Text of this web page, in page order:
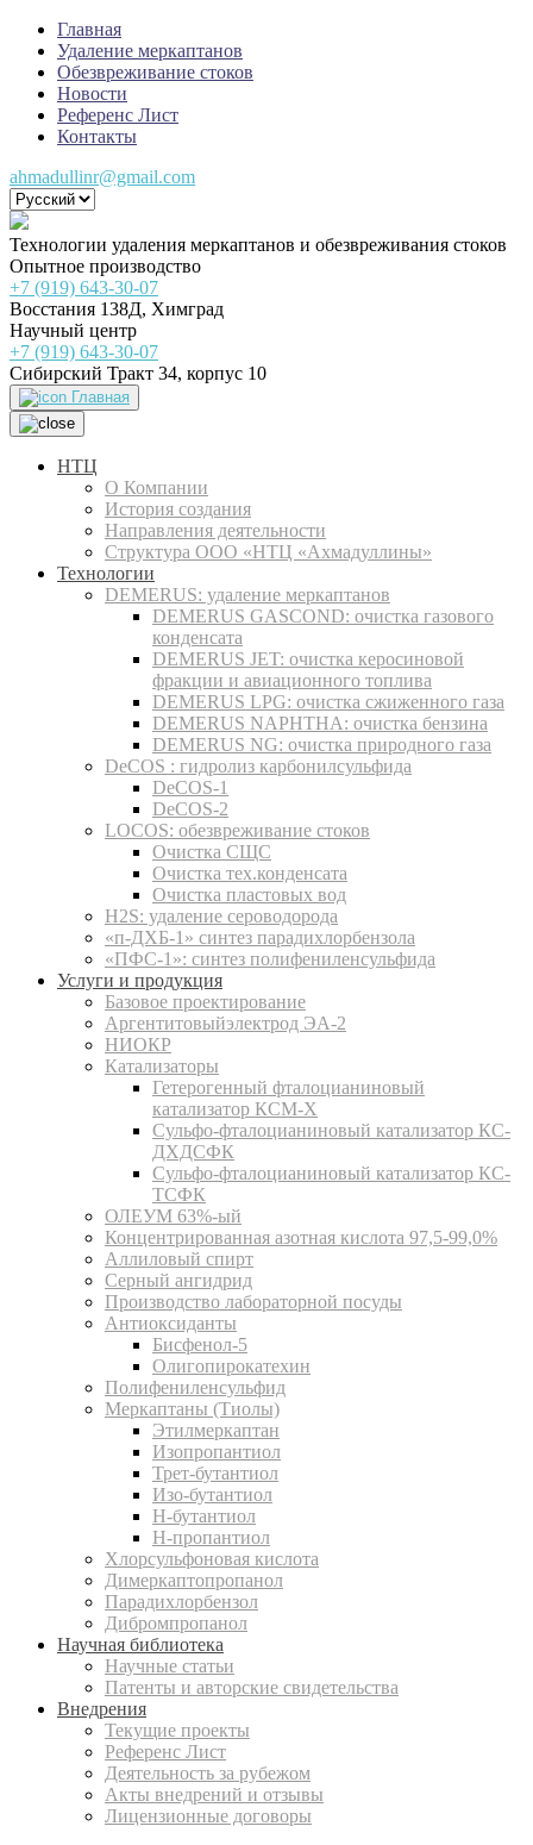
Главная
Удаление меркаптанов
Обезвреживание стоков
Новости
Референс Лист
Контакты
ahmadullinr@gmail.com
Технологии удаления меркаптанов и обезвреживания стоков
Опытное производство
+7 (919) 643-30-07
Восстания 138Д, Химград
Научный центр
+7 (919) 643-30-07
Сибирский Тракт 34, корпус 10
Главная
НТЦ
О Компании
История создания
Направления деятельности
Структура ООО «НТЦ «Ахмадуллины»
Технологии
DEMERUS: удаление меркаптанов
DEMERUS GASCOND: очистка газового
конденсата
DEMERUS JET: очистка керосиновой
фракции и авиационного топлива
DEMERUS LPG: очистка сжиженного газа
DEMERUS NAPHTHA: очистка бензина
DEMERUS NG: очистка природного газа
DeCOS : гидролиз карбонилсульфида
DeCOS-1
DeCOS-2
LOCOS: обезвреживание стоков
Очистка СЩС
Очистка тех.конденсата
Очистка пластовых вод
H2S: удаление сероводорода
«п-ДХБ-1» синтез парадихлорбензола
«ПФС-1»: синтез полифениленсульфида
Услуги и продукция
Базовое проектирование
Аргентитовыйэлектрод ЭА-2
НИОКР
Катализаторы
Гетерогенный фталоцианиновый
катализатор КСМ-Х
Сульфо-фталоцианиновый катализатор КС-
ДХДСФК
Сульфо-фталоцианиновый катализатор КС-
ТСФК
ОЛЕУМ 63%-ый
Концентрированная азотная кислота 97,5-99,0%
Аллиловый спирт
Серный ангидрид
Производство лабораторной посуды
Антиоксиданты
Бисфенол-5
Олигопирокатехин
Полифениленсульфид
Меркаптаны (Тиолы)
Этилмеркаптан
Изопропантиол
Трет-бутантиол
Изо-бутантиол
Н-бутантиол
Н-пропантиол
Хлорсульфоновая кислота
Димеркаптопропанол
Парадихлорбензол
Дибромпропанол
Научная библиотека
Научные статьи
Патенты и авторские свидетельства
Внедрения
Текущие проекты
Референс Лист
Деятельность за рубежом
Акты внедрений и отзывы
Лицензионные договоры